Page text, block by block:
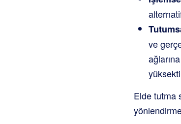
ve
Elde tutma